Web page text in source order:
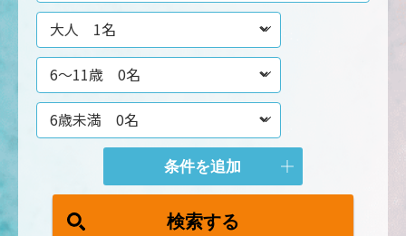
条件を追加
検索する